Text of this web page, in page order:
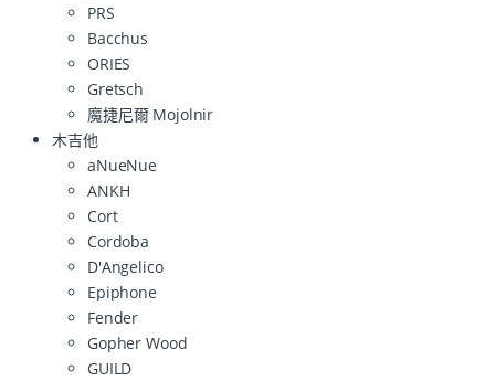
PRS
Bacchus
ORIES
Gretsch
魔捷尼爾 Mojolnir
木吉他
aNueNue
ANKH
Cort
Cordoba
D'Angelico
Epiphone
Fender
Gopher Wood
GUILD